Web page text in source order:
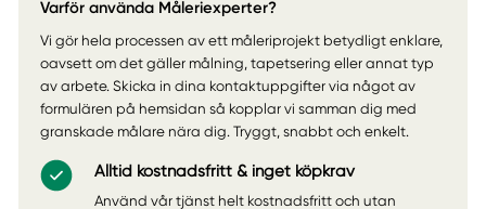
Varför använda Måleriexperter?
Vi gör hela processen av ett måleriprojekt betydligt enklare,
oavsett om det gäller målning, tapetsering eller annat typ
av arbete. Skicka in dina kontaktuppgifter via något av
formulären på hemsidan så kopplar vi samman dig med
granskade målare nära dig. Tryggt, snabbt och enkelt.
Alltid kostnadsfritt & inget köpkrav
Använd vår tjänst helt kostnadsfritt och utan